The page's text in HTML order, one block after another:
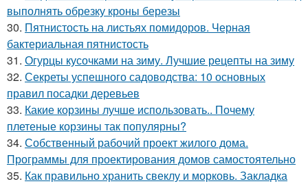
выполнять обрезку кроны березы
30. Пятнистость на листьях помидоров. Черная
бактериальная пятнистость
31. Огурцы кусочками на зиму. Лучшие рецепты на зиму
32. Секреты успешного садоводства: 10 основных
правил посадки деревьев
33. Какие корзины лучше использовать.. Почему
плетеные корзины так популярны?
34. Собственный рабочий проект жилого дома.
Программы для проектирования домов самостоятельно
35. Как правильно хранить свеклу и морковь. Закладка